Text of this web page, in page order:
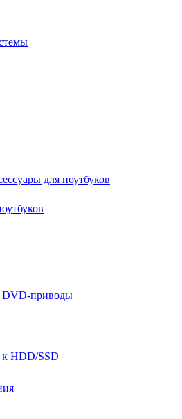
для ноутбуков
приводы
к HDD/SSD